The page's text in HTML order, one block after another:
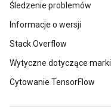
Śledzenie problemów
Informacje o wersji
Stack Overflow
Wytyczne dotyczące marki
Cytowanie TensorFlow